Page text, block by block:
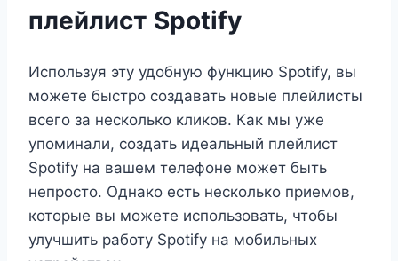
плейлист Spotify
Используя эту удобную функцию Spotify, вы
можете быстро создавать новые плейлисты
всего за несколько кликов. Как мы уже
упоминали, создать идеальный плейлист
Spotify на вашем телефоне может быть
непросто. Однако есть несколько приемов,
которые вы можете использовать, чтобы
улучшить работу Spotify на мобильных